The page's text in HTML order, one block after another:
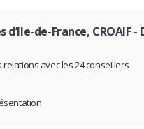
de-France, CROAIF-
avec les 24 conseillers